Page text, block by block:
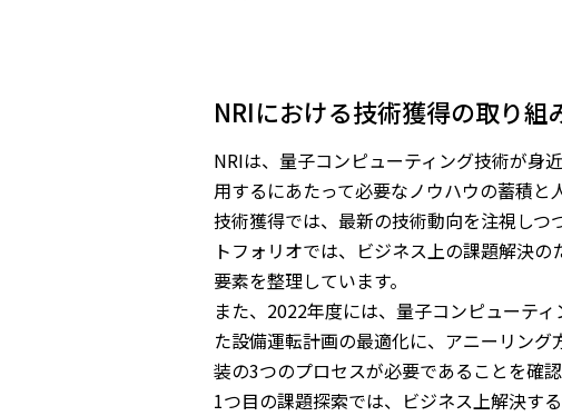
NRIにおける技術獲得の取り組
NRIは、量子コンピューティング技術が身
用するにあたって必要なノウハウの蓄積と
技術獲得では、最新の技術動向を注視し
トフォリオでは、ビジネス上の課題解決
要素を整理しています。
また、2022年度には、量子コンピューテ
た設備運転計画の最適化に、アニーリング
装の3つのプロセスが必要であることを確
1つ目の課題探索では、ビジネス上解決す